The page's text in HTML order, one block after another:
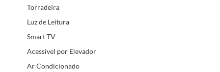
Torradeira
Luz de Leitura
Smart TV
Acessível por Elevador
Ar Condicionado